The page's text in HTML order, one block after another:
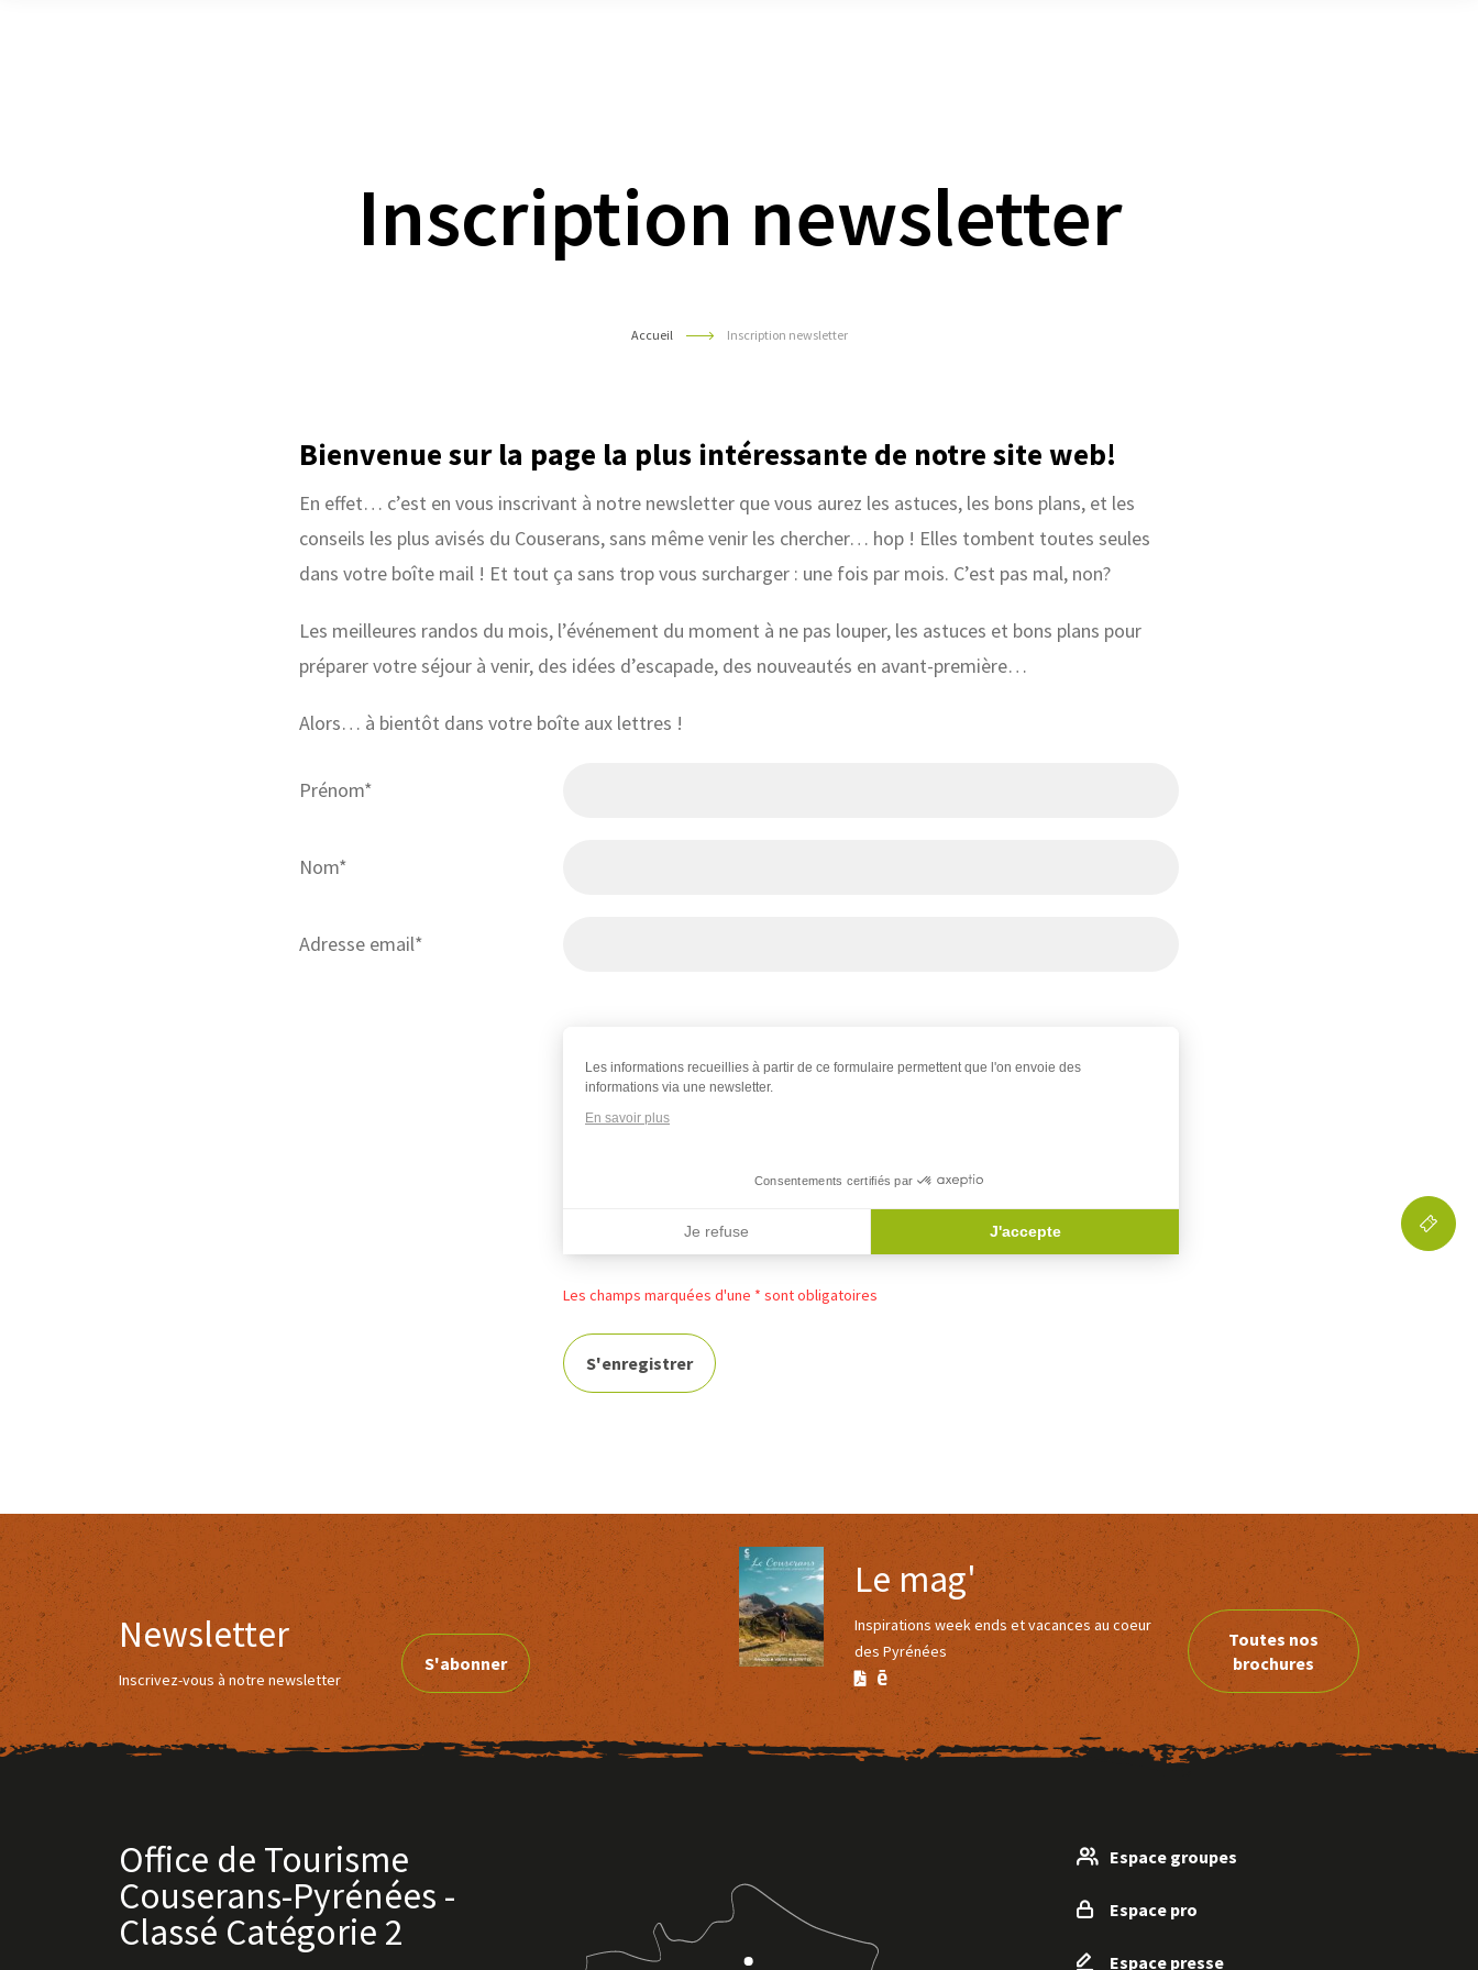
Inscription newsletter
Accueil Inscription newsletter
Bienvenue sur la page la plus intéressante de notre site web!
En effet… c’est en vous inscrivant à notre newsletter que vous aurez les astuces, les bons plans, et les
conseils les plus avisés du Couserans, sans même venir les chercher… hop ! Elles tombent toutes seules
dans votre boîte mail ! Et tout ça sans trop vous surcharger : une fois par mois. C’est pas mal, non?
Les meilleures randos du mois, l’événement du moment à ne pas louper, les astuces et bons plans pour
préparer votre séjour à venir, des idées d’escapade, des nouveautés en avant-première…
Alors… à bientôt dans votre boîte aux lettres !
Prénom*
Nom*
Adresse email*
Les informations recueillies à partir de ce formulaire permettent que l'on envoie des
informations via une newsletter.
En savoir plus
Consentements certifiés par
Je refuse J'accepte
Les champs marquées d'une * sont obligatoires
Newsletter
Inscrivez-vous à notre newsletter
S'abonner
Le mag'
Inspirations week ends et vacances au coeur
des Pyrénées
Version
PDF
Version
Calaméo
Toutes nos
brochures
Office de Tourisme
Couserans-Pyrénées -
Classé Catégorie 2
Espace groupes
Espace pro
Espace presse